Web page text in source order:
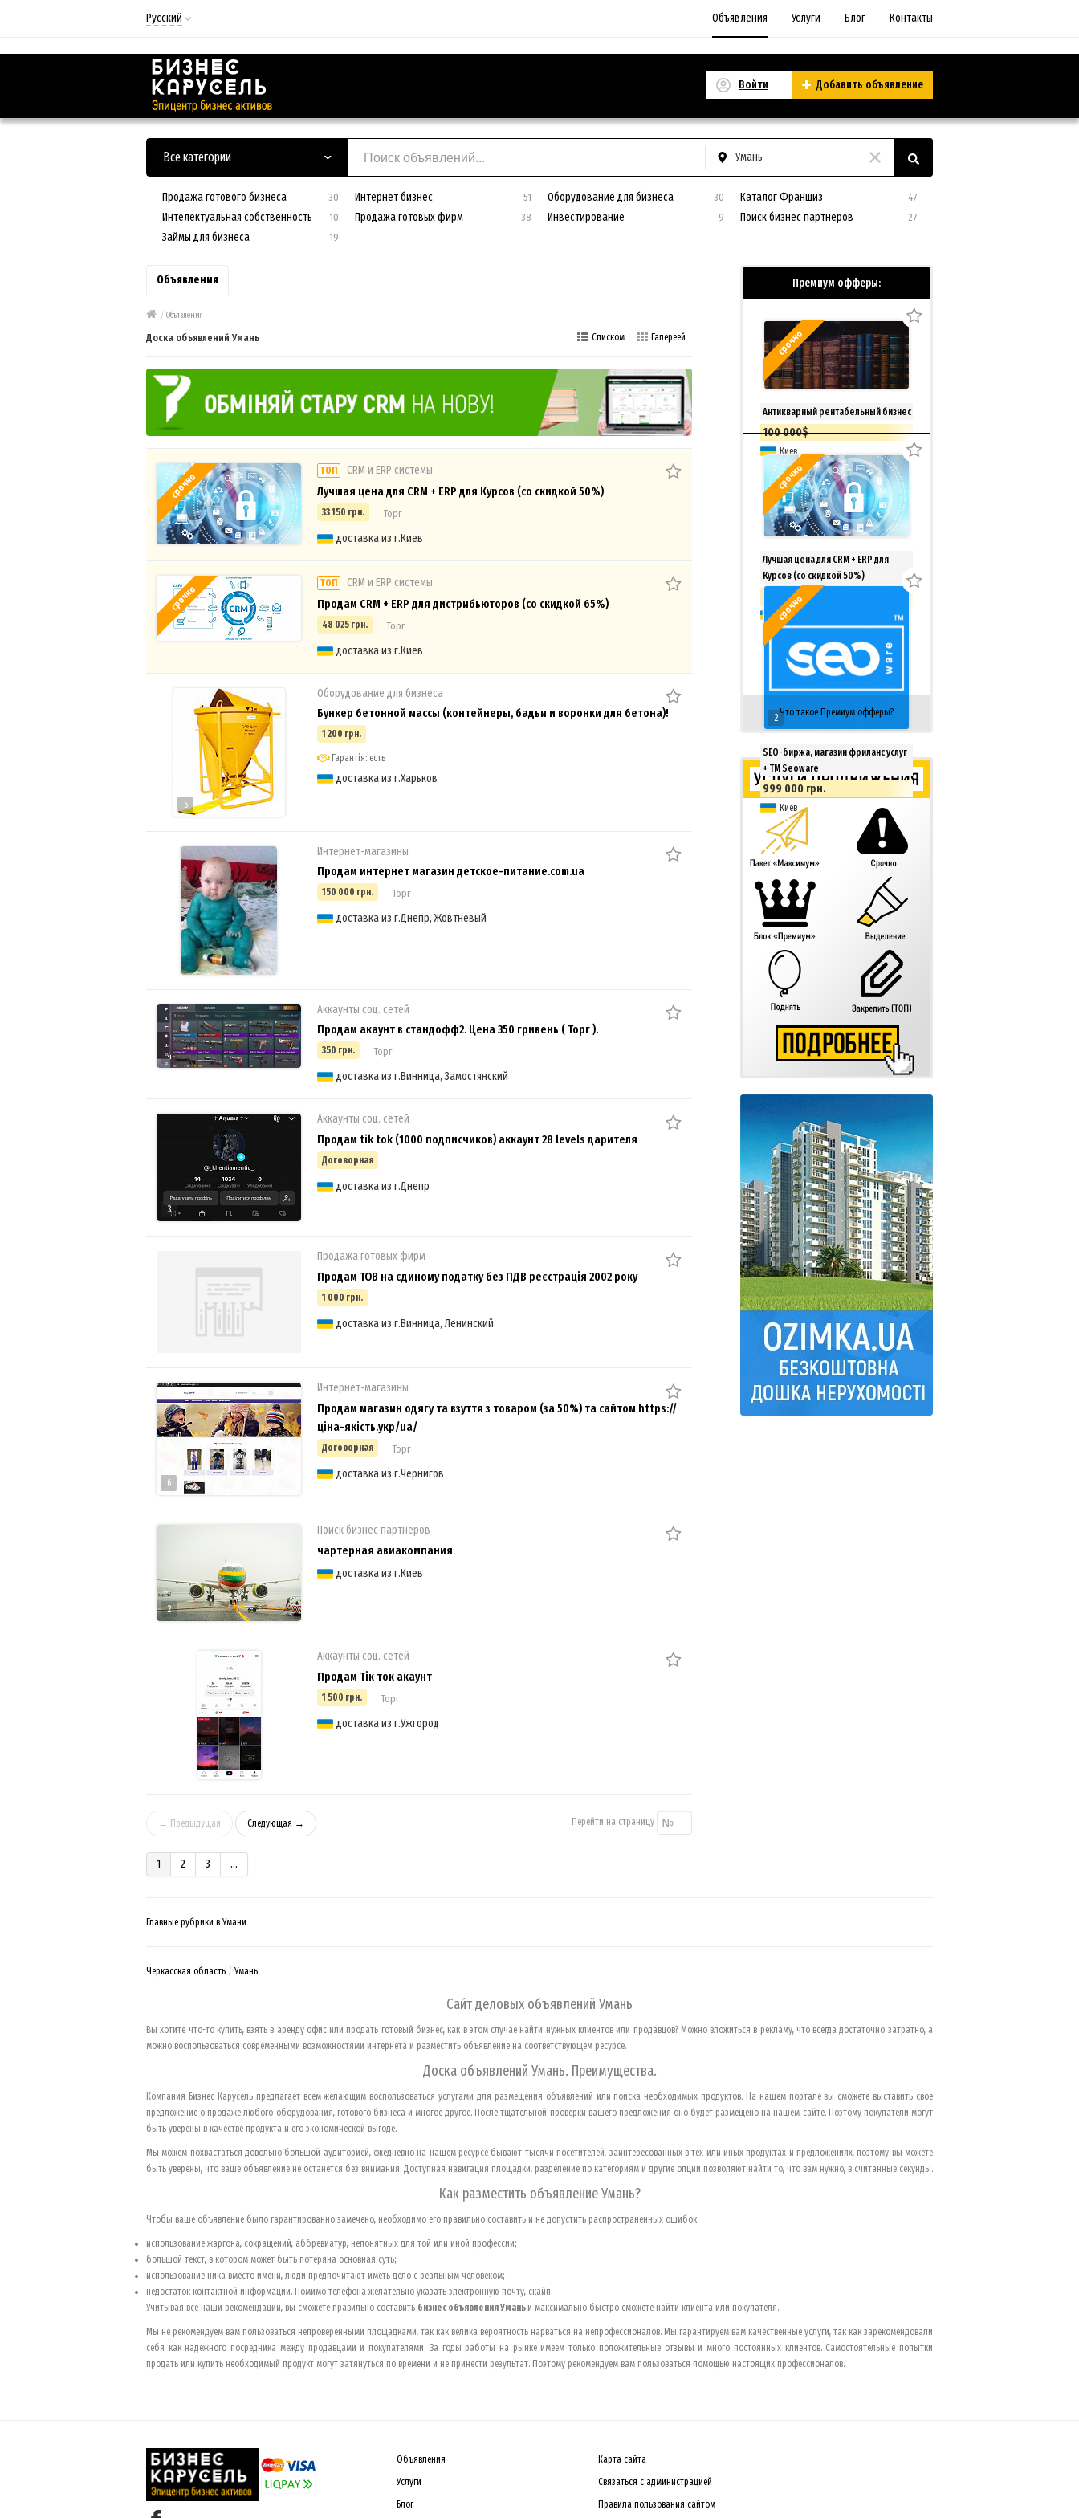
Русский
Русский
Українська
Объявления Услуги Блог Контакты
Войти Добавить объявление
Все категории Умань
Продажа готового бизнеса 30
Интелектуальная собственность 10
Займы для бизнеса 19
Интернет бизнес 51
Продажа готовых фирм 38
Оборудование для бизнеса 30
Инвестирование 9
Каталог Франшиз 47
Поиск бизнес партнеров 27
Объявления
/ Объявления
Доска объявлений Умань Списком Галереей
срочно ТОП СRM и ERP системы
Лучшая цена для CRM + ERP для Курсов (со скидкой 50%)
33 150 грн. Торг
доставка из г.Киев
срочно ТОП СRM и ERP системы
Продам CRM + ERP для дистрибьюторов (со скидкой 65%)
48 025 грн. Торг
доставка из г.Киев
5
Оборудование для бизнеса
Бункер бетонной массы (контейнеры, бадьи и воронки для бетона)!
1 200 грн.
Гарантія: есть
доставка из г.Харьков
Интернет-магазины
Продам интернет магазин детское-питание.com.ua
150 000 грн. Торг
доставка из г.Днепр, Жовтневый
4
Аккаунты соц. сетей
Продам акаунт в стандофф2. Цена 350 гривень ( Торг ).
350 грн. Торг
доставка из г.Винница, Замостянский
3
Аккаунты соц. сетей
Продам tik tok (1000 подписчиков) аккаунт 28 levels дарителя
Договорная
доставка из г.Днепр
Продажа готовых фирм
Продам ТОВ на єдиному податку без ПДВ реєстрація 2002 року
1 000 грн.
доставка из г.Винница, Ленинский
6
Интернет-магазины
Продам магазин одягу та взуття з товаром (за 50%) та сайтом https://
ціна-якість.укр/ua/
Договорная Торг
доставка из г.Чернигов
2
Поиск бизнес партнеров
чартерная авиакомпания
доставка из г.Киев
Аккаунты соц. сетей
Продам Тік ток акаунт
1 500 грн. Торг
доставка из г.Ужгород
← Предыдущая Следующая → Перейти на страницу
1 2 3 ...
Премиум офферы:
срочно
Антикварный рентабельный бизнес
100 000$
Киев
срочно
Лучшая цена для CRM + ERP для
Курсов (со скидкой 50%)
33 150 грн.
доставка из г.Киев
срочно
2
SEO-биржа, магазин фриланс услуг
+ ТМ Seoware
999 000 грн.
Киев
Что такое Премиум офферы?
Главные рубрики в Умани
Черкасская область Умань
Сайт деловых объявлений Умань
Вы хотите что-то купить, взять в аренду офис или продать готовый бизнес, как в этом случае найти нужных клиентов или продавцов? Можно вложиться в рекламу, что всегда достаточно затратно, а
можно воспользоваться современными возможностями интернета и разместить объявление на соответствующем ресурсе.
Доска объявлений Умань. Преимущества.
Компания Бизнес-Карусель предлагает всем желающим воспользоваться услугами для размещения объявлений или поиска необходимых продуктов. На нашем портале вы сможете выставить свое
предложение о продаже любого оборудования, готового бизнеса и многое другое. После тщательной проверки вашего предложения оно будет размещено на нашем сайте. Поэтому покупатели могут
быть уверены в качестве продукта и его экономической выгоде.
Мы можем похвастаться довольно большой аудиторией, ежедневно на нашем ресурсе бывают тысячи посетителей, заинтересованных в тех или иных продуктах и предложениях, поэтому вы можете
быть уверены, что ваше объявление не останется без внимания. Доступная навигация площадки, разделение по категориям и другие опции позволяют найти то, что вам нужно, в считанные секунды.
Как разместить объявлениеУмань?
Чтобы ваше объявление было гарантированно замечено, необходимо его правильно составить и не допустить распространенных ошибок:
использование жаргона, сокращений, аббревиатур, непонятных для той или иной профессии;
большой текст, в котором может быть потеряна основная суть;
использование ника вместо имени, люди предпочитают иметь дело с реальным человеком;
недостаток контактной информации. Помимо телефона желательно указать электронную почту, скайп.
Учитывая все наши рекомендации, вы сможете правильно составить бизнес объявленияУмань и максимально быстро сможете найти клиента или покупателя.
Мы не рекомендуем вам пользоваться непроверенными площадками, так как велика вероятность нарваться на непрофессионалов. Мы гарантируем вам качественные услуги, так как зарекомендовали
себя как надежного посредника между продавцами и покупателями. За годы работы на рынке имеем только положительные отзывы и много постоянных клиентов. Самостоятельные попытки
продать или купить необходимый продукт могут затянуться по времени и не принести результат. Поэтому рекомендуем вам пользоваться помощью настоящих профессионалов.
Объявления
Услуги
Блог
Карта сайта
Связаться с администрацией
Правила пользования сайтом